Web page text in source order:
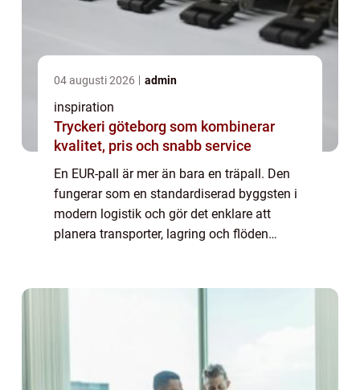
04 augusti 2026 admin
inspiration
Tryckeri göteborg som kombinerar
kvalitet, pris och snabb service
En EUR-pall är mer än bara en träpall. Den
fungerar som en standardiserad byggsten i
modern logistik och gör det enklare att
planera transporter, lagring och flöden